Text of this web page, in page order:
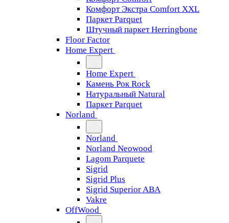
Комфорт Экстра Comfort XXL
Паркет Parquet
Штучный паркет Herringbone
Floor Factor
Home Expert
Home Expert
Камень Рок Rock
Натуральный Natural
Паркет Parquet
Norland
Norland
Norland Neowood
Lagom Parquete
Sigrid
Sigrid Plus
Sigrid Superior ABA
Vakre
OffWood